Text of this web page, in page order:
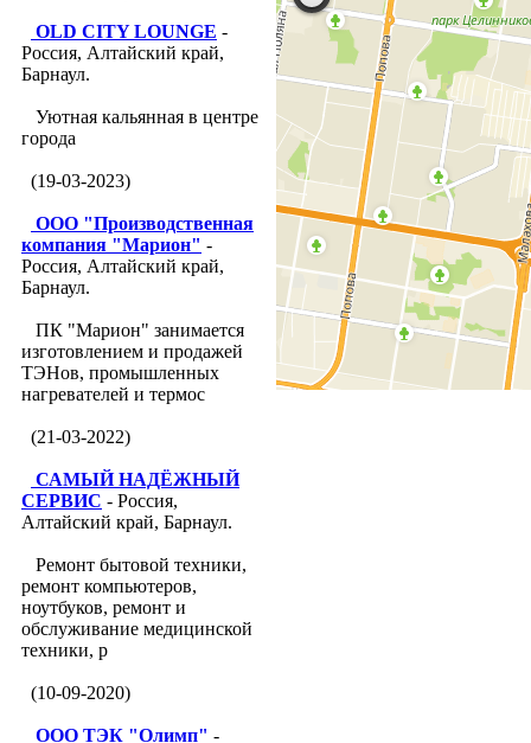
OLD CITY LOUNGE -
Россия, Алтайский край,
Барнаул.
Уютная кальянная в центре
города
(19-03-2023)
ООО "Производственная
компания "Марион" -
Россия, Алтайский край,
Барнаул.
ПК "Марион" занимается
изготовлением и продажей
ТЭНов, промышленных
нагревателей и термос
(21-03-2022)
САМЫЙ НАДЁЖНЫЙ
СЕРВИС - Россия,
Алтайский край, Барнаул.
Ремонт бытовой техники,
ремонт компьютеров,
ноутбуков, ремонт и
обслуживание медицинской
техники, р
(10-09-2020)
ООО ТЭК "Олимп" -